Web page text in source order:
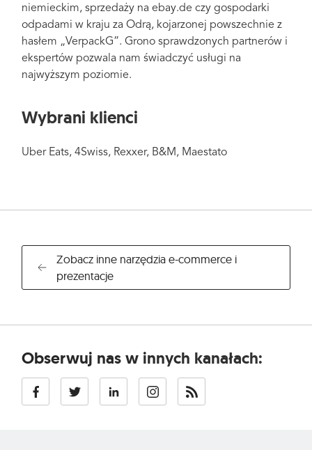
niemieckim, sprzedaży na ebay.de czy gospodarki
odpadami w kraju za Odrą, kojarzonej powszechnie z
hasłem „VerpackG”. Grono sprawdzonych partnerów i
ekspertów pozwala nam świadczyć usługi na
najwyższym poziomie.
Wybrani klienci
Uber Eats, 4Swiss, Rexxer, B&M, Maestato
Zobacz inne narzędzia e-commerce i
prezentacje
Obserwuj nas w innych kanałach: